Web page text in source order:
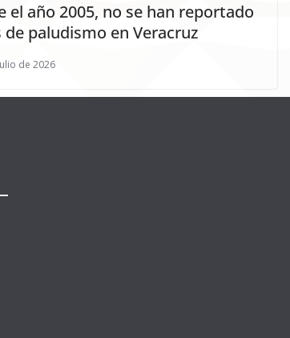
el año 2005, no se han reportado
de paludismo en Veracruz
de 2026